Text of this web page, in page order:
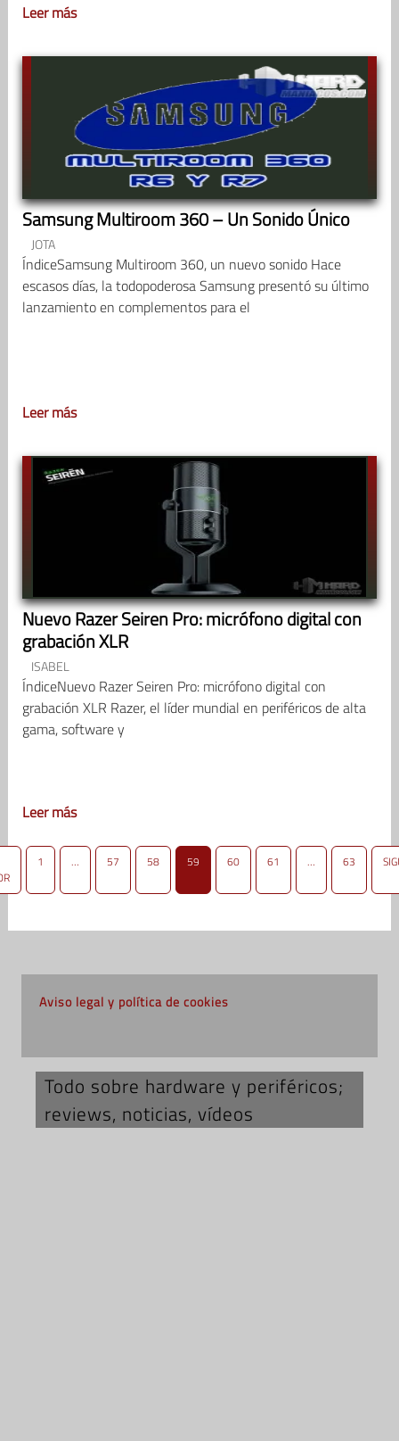
Leer más
Samsung Multiroom 360 – Un Sonido Único
JOTA
ÍndiceSamsung Multiroom 360, un nuevo sonido Hace
escasos días, la todopoderosa Samsung presentó su último
lanzamiento en complementos para el
Leer más
Nuevo Razer Seiren Pro: micrófono digital con
grabación XLR
ISABEL
ÍndiceNuevo Razer Seiren Pro: micrófono digital con
grabación XLR Razer, el líder mundial en periféricos de alta
gama, software y
Leer más
1 … 57 58 59 60 61 … 63
Aviso legal y política de cookies
Todo sobre hardware y periféricos;
reviews, noticias, vídeos